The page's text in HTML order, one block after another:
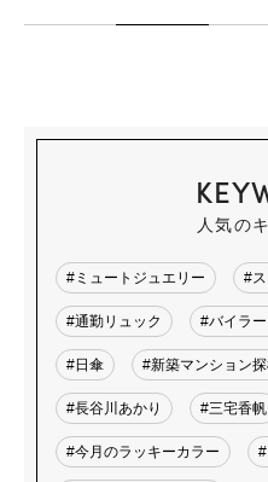
人気の
#ミュートジュエリー #
#通勤リュック #バイラ
#日傘 #新築マンション
#長谷川あかり #三宅香帆
#今月のラッキーカラー